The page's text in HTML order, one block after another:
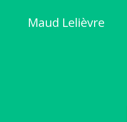
contenuMaud Lelièvre